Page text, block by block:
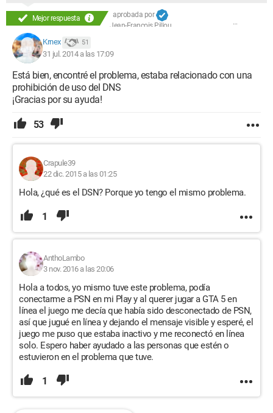
Mejor respuesta
aprobada por
Jean-François Pillou
Krnex 51
31 jul. 2014 a las 17:09
Está bien, encontré el problema, estaba relacionado con una
prohibición de uso del DNS
¡Gracias por su ayuda!
53
Crapule39
22 dic. 2015 a las 01:25
Hola, ¿qué es el DSN? Porque yo tengo el mismo problema.
1
AnthoLambo
3 nov. 2016 a las 20:06
Hola a todos, yo mismo tuve este problema, podía
conectarme a PSN en mi Play y al querer jugar a GTA 5 en
línea el juego me decía que había sido desconectado de PSN,
así que jugué en línea y dejando el mensaje visible y esperé, el
juego me puso que estaba inactivo y me reconectó en línea
solo. Espero haber ayudado a las personas que estén o
estuvieron en el problema que tuve.
1